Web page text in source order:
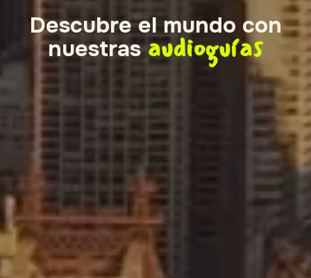
Descubre el mundo con
nuestrasaudioguías